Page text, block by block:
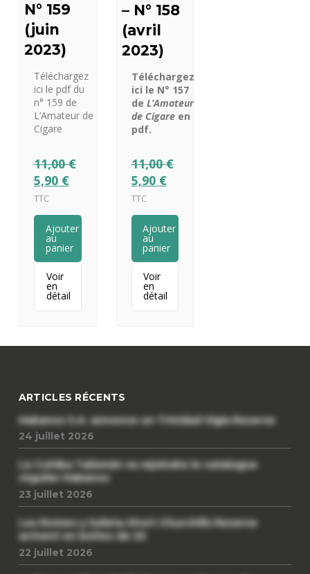
N° 159
(juin
2023)
Téléchargez
ici le pdf du
n° 159 de
L’Amateur de
Cigare
11,00€
5,90 €
TTC
Ajouter
au
panier
Voir
en
détail
– N° 158
(avril
2023)
Téléchargez
ici le N° 157
de L’Amateur
de Cigareen
pdf.
11,00€
5,90 €
TTC
Ajouter
au
panier
Voir
en
détail
ARTICLES RÉCENTS
Habanos S.A. annonce un Trinidad Vigia Reserva
24 juillet 2026
Le Cohiba Talismán va rejoindre le catalogue
régulier Habanos
23 juillet 2026
Les Romeo y Julieta Short Churchills Reserva
arrivent en boîtes de 20
22 juillet 2026